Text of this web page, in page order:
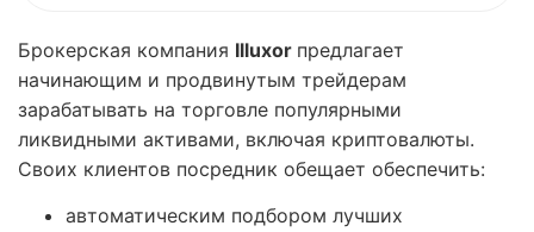
Брокерская компания Illuxor предлагает
начинающим и продвинутым трейдерам
зарабатывать на торговле популярными
ликвидными активами, включая криптовалюты.
Своих клиентов посредник обещает обеспечить:
автоматическим подбором лучших